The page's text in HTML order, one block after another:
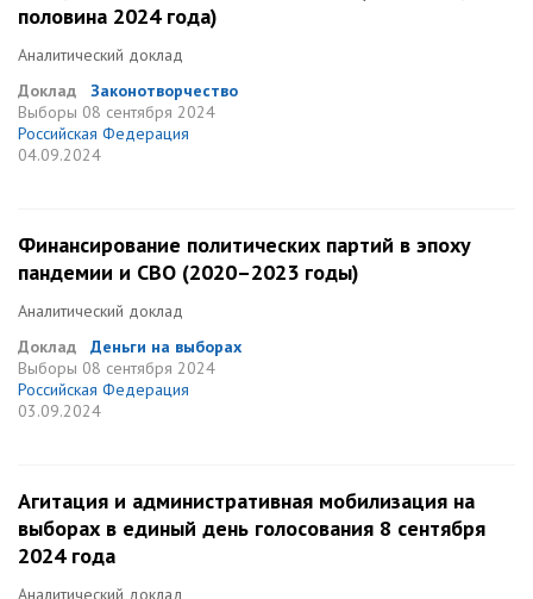
половина 2024 года)
Аналитический доклад
Доклад
Законотворчество
Выборы 08 сентября 2024
Российская Федерация
04.09.2024
Финансирование политических партий в эпоху
пандемии и СВО (2020–2023 годы)
Аналитический доклад
Доклад
Деньги на выборах
Выборы 08 сентября 2024
Российская Федерация
03.09.2024
Агитация и административная мобилизация на
выборах в единый день голосования 8 сентября
2024 года
Аналитический доклад